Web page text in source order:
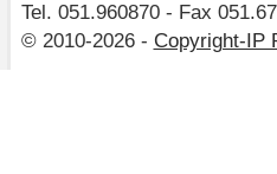
Tel. 051.960870 - Fax
© 2010-2026 - Copyright-IP